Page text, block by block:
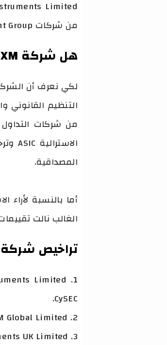
من شركات Trading Point Group.
هل شركة XM موثوقة
لكي نعرف أن
المصداقية.
الغالب نالت
تراخيص شركة XM
CySEC.
2. XM Global Limited مرخصة من هيئة الخدمات المالية الدولية IFSC.
3. Trading Point of Financial Instruments UK Limited مرخصة من هيئة الرقابة المالية FRN 705428.